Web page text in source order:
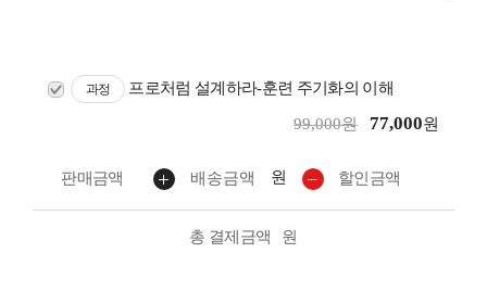
과정 프로처럼 설계하라-훈련 주기화의 이해
99,000원 77,000원
판매금액 배송금액 원 할인금액
총 결제금액 원